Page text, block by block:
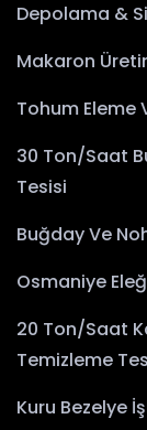
Depolama &
Makaron
Tohum Eleme
30 Ton/Saat
Tesisi
Buğday Ve
Osmaniye
20 Ton/Saat
Temizleme
Kuru Bezelye